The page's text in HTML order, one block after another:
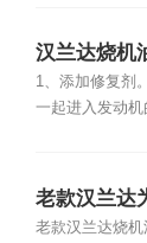
汉兰达烧机
1、添加修复剂
一起进入发动
老款汉兰达
老款汉兰达烧